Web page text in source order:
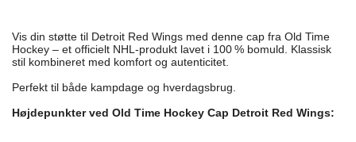
Vis din støtte til Detroit Red Wings med denne cap fra Old Time
Hockey – et officielt NHL-produkt lavet i 100 % bomuld. Klassisk
stil kombineret med komfort og autenticitet.
Perfekt til både kampdage og hverdagsbrug.
Højdepunkter ved Old Time Hockey Cap Detroit Red Wings: